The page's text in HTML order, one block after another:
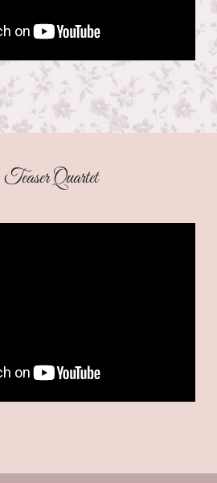
                                       Teaser Quartet